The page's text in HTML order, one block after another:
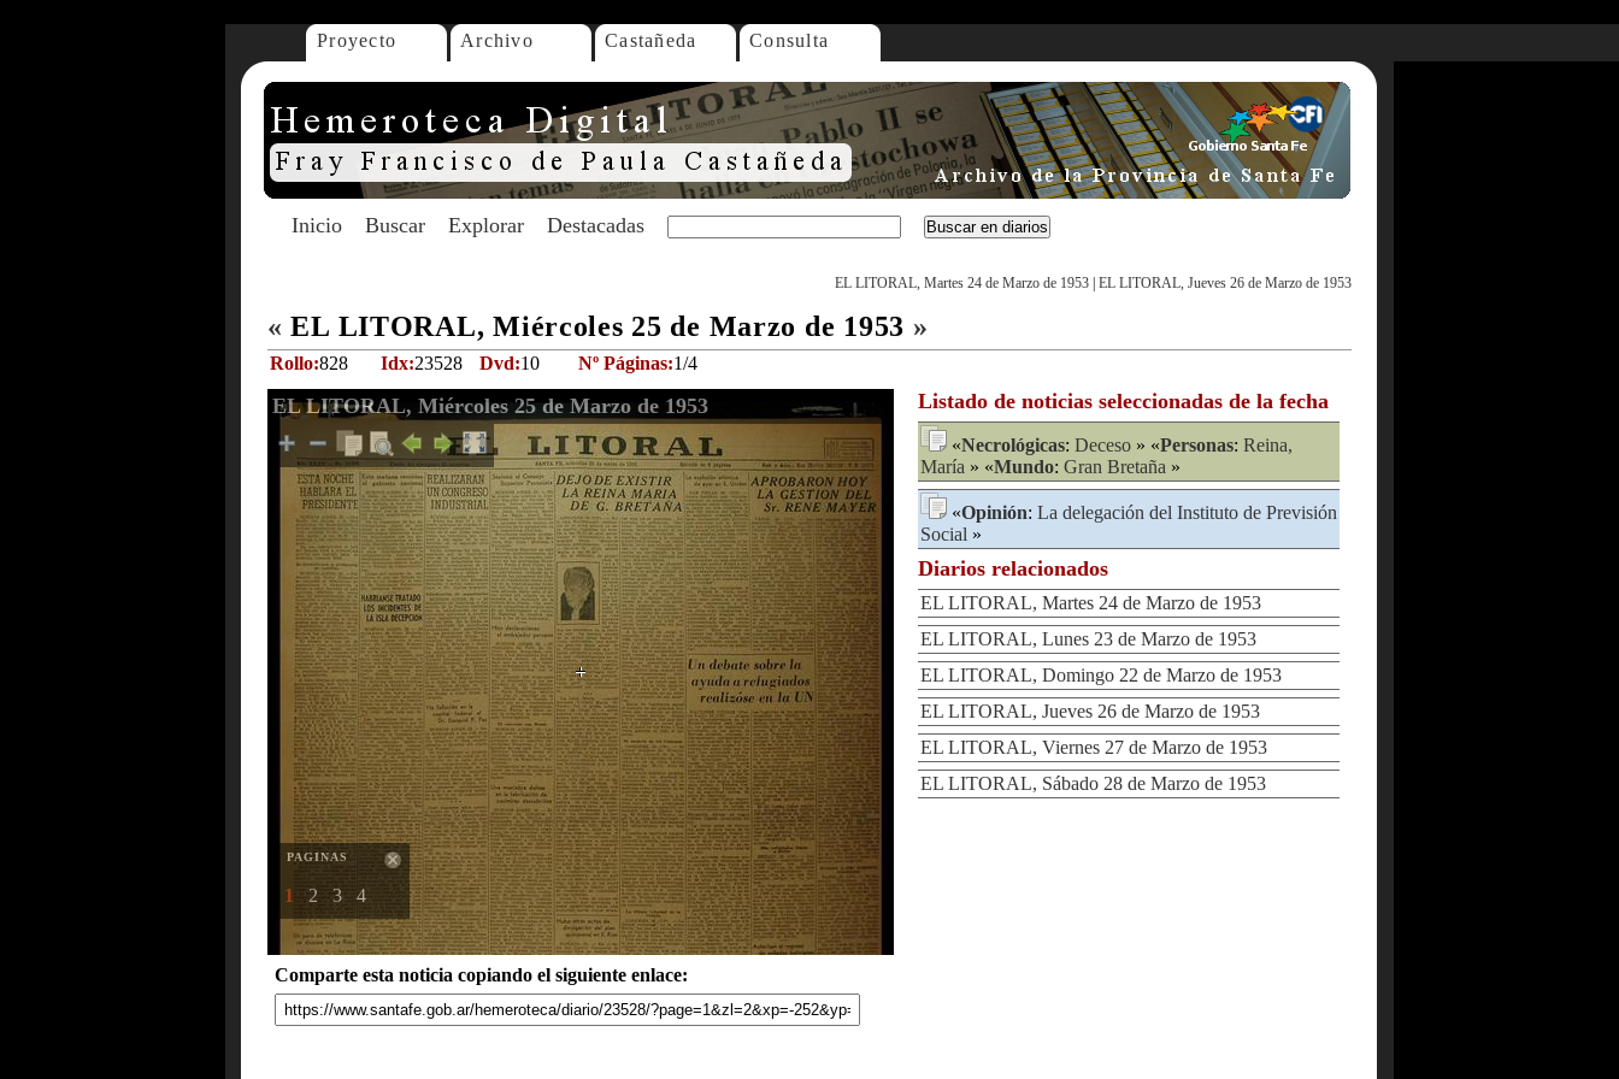
Proyecto Archivo Castañeda Consulta
Inicio Buscar Explorar Destacadas
EL LITORAL, Martes 24 de Marzo de 1953 EL LITORAL, Jueves 26 de Marzo de 1953
« EL LITORAL, Miércoles 25 de Marzo de 1953 »
Rollo:828 Idx:23528 Dvd:10 Nº Páginas:1/4
EL LITORAL, Miércoles 25 de Marzo de 1953
PAGINAS
1 2 3 4
Comparte esta noticia copiando el siguiente enlace:
Listado de noticias seleccionadas de la fecha
«Necrológicas: Deceso » «Personas: Reina,
María » «Mundo: Gran Bretaña »
«Opinión: La delegación del Instituto de Previsión
Social »
Diarios relacionados
EL LITORAL, Martes 24 de Marzo de 1953
EL LITORAL, Lunes 23 de Marzo de 1953
EL LITORAL, Domingo 22 de Marzo de 1953
EL LITORAL, Jueves 26 de Marzo de 1953
EL LITORAL, Viernes 27 de Marzo de 1953
EL LITORAL, Sábado 28 de Marzo de 1953